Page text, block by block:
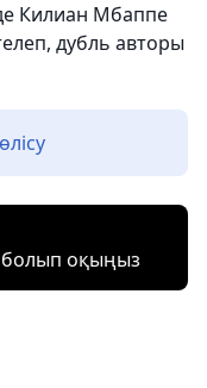
Килиан Мбаппе
дубль авторы
болып оқыңыз